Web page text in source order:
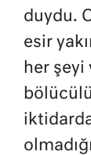
duydu.
esir
her